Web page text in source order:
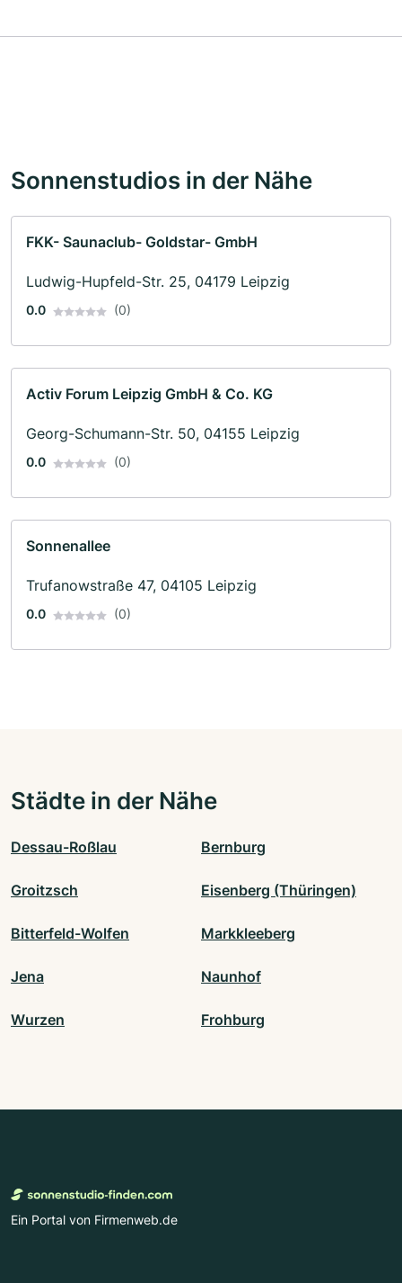
Sonnenstudios in der Nähe
FKK- Saunaclub- Goldstar- GmbH
Ludwig-Hupfeld-Str. 25, 04179 Leipzig
0.0 (0)
Activ Forum Leipzig GmbH & Co. KG
Georg-Schumann-Str. 50, 04155 Leipzig
0.0 (0)
Sonnenallee
Trufanowstraße 47, 04105 Leipzig
0.0 (0)
Städte in der Nähe
Dessau-Roßlau Bernburg
Groitzsch Eisenberg (Thüringen)
Bitterfeld-Wolfen Markkleeberg
Jena Naunhof
Wurzen Frohburg
Ein Portal von Firmenweb.de